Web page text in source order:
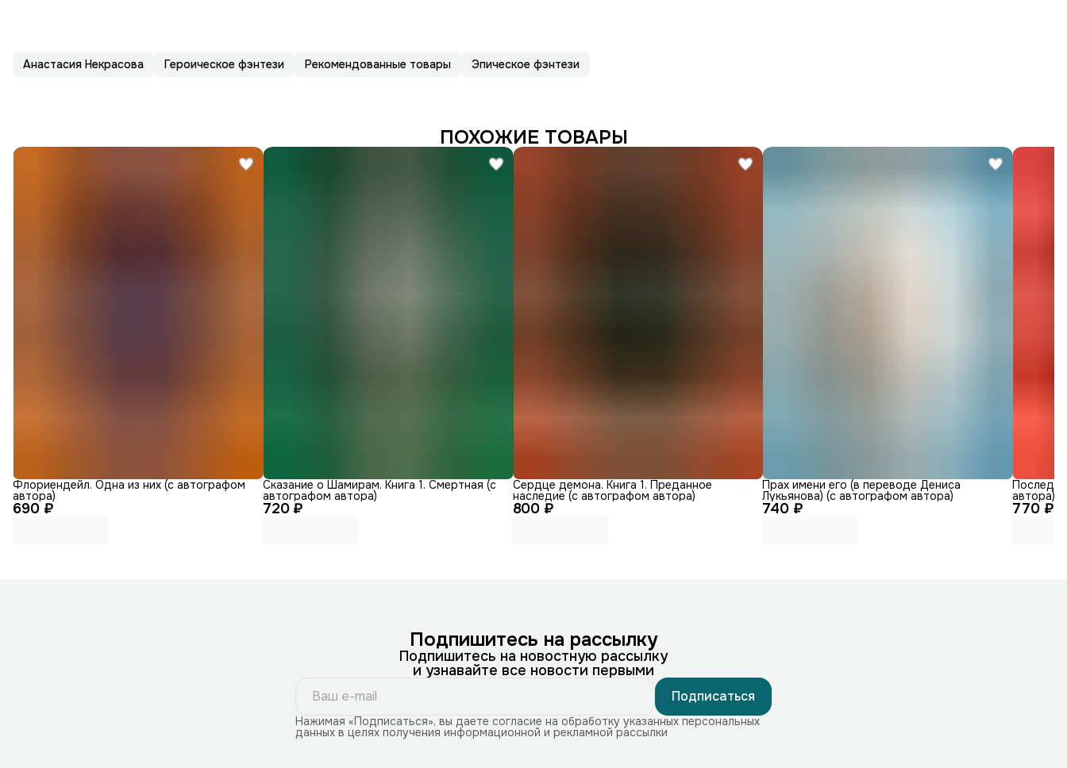
Анастасия Некрасова Героическое фэнтези Рекомендованные товары Эпическое фэнтези
ПОХОЖИЕ ТОВАРЫ
690 ₽
Флориендейл. Одна из них (с автографом
автора)
720 ₽
Сказание о Шамирам. Книга 1. Смертная (с
автографом автора)
800 ₽
Сердце демона. Книга 1. Преданное
наследие (с автографом автора)
740 ₽
Прах имени его (в переводе Дениса
Лукьянова) (с автографом автора)
770 ₽
автора)
Подпишитесь на рассылку
Подпишитесь на новостную рассылку
и узнавайте все новости первыми
Подписаться
Нажимая «Подписаться», вы даете согласие на обработку указанных персональных
данных в целях получения информационной и рекламной рассылки